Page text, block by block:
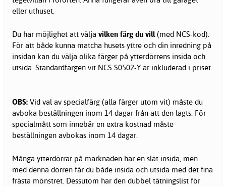
eller uthuset.
Du har möjlighet att välja vilken färg du vill (med NCS-kod).
För att både kunna matcha husets yttre och din inredning på
insidan kan du välja olika färger på ytterdörrens insida och
utsida. Standardfärgen vit NCS S0502-Y är inkluderad i priset.
OBS: Vid val av specialfärg (alla färger utom vit) måste du
avboka beställningen inom 14 dagar från att den lagts. För
specialmått som innebär en extra kostnad måste
beställningen avbokas inom 14 dagar.
Många ytterdörrar på marknaden har en slät insida, men
med denna dörren får du både insida och utsida med det fina
frästa mönstret. Dessutom har den dubbel tätningslist för